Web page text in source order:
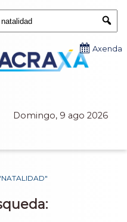
Domingo, 9 ago 2026
Axenda